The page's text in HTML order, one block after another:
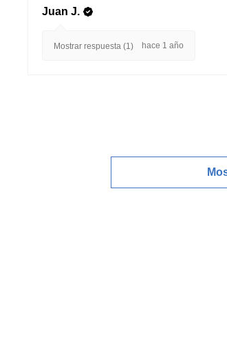
Juan J.
Mostrar respuesta (1) hace 1 año